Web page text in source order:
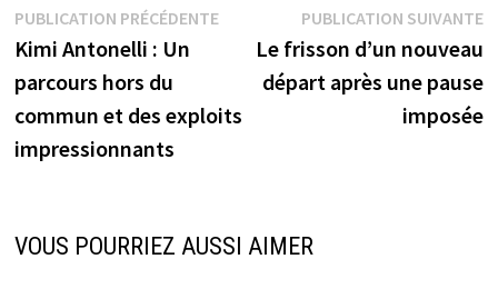
Navigation
de
l’article
PUBLICATION PRÉCÉDENTEPublication
précédente :
Kimi Antonelli : Un
parcours hors du
commun et des exploits
impressionnants
PUBLICATION SUIVANTE
Le frisson d’un nouveau
départ après une pause
imposée
VOUS POURRIEZ AUSSI AIMER